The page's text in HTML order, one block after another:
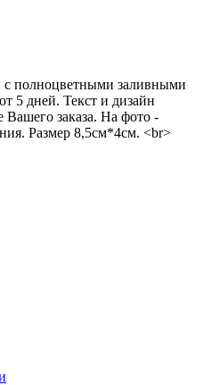
с полноцветными заливными
5 дней. Текст и дизайн
Вашего заказа. На фото -
Размер 8,5см*4см. <br>